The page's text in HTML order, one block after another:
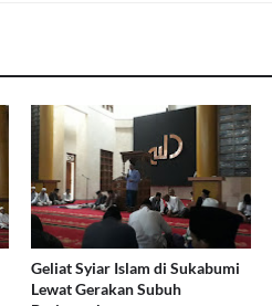
Geliat Syiar Islam di Sukabumi
Lewat Gerakan Subuh